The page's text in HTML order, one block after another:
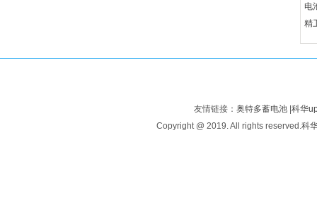
电
精
友情链接：奥特多蓄电池 |科华
Copyright @ 2019. All rights reserved.科